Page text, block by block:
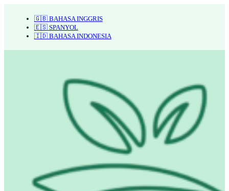
🇬🇧 BAHASA INGGRIS
🇪🇸 SPANYOL
🇮🇩 BAHASA INDONESIA